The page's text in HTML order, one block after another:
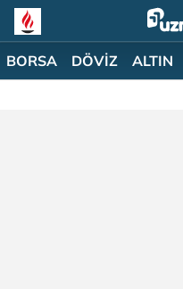
BORSA DÖVİZ ALTIN